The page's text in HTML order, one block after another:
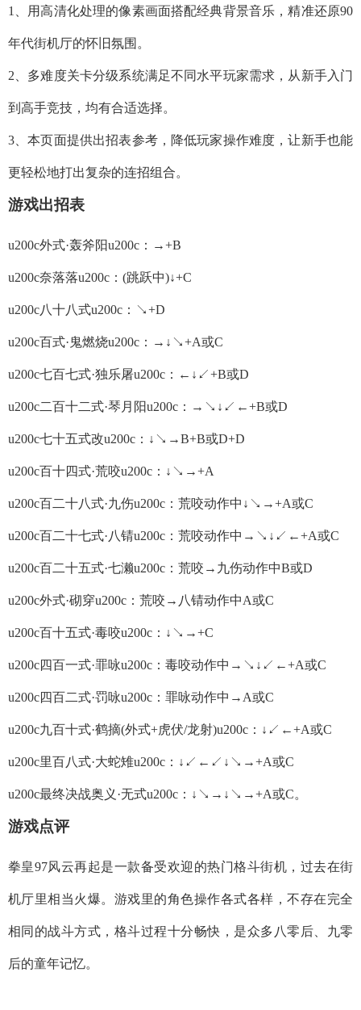
1、用高清化处理的像素画面搭配经典背景音乐，精准还原90
年代街机厅的怀旧氛围。
2、多难度关卡分级系统满足不同水平玩家需求，从新手入门
到高手竞技，均有合适选择。
3、本页面提供出招表参考，降低玩家操作难度，让新手也能
更轻松地打出复杂的连招组合。
游戏出招表
u200c外式·轰斧阳u200c：→+B
u200c奈落落u200c：(跳跃中)↓+C
u200c八十八式u200c：↘+D
u200c百式·鬼燃烧u200c：→↓↘+A或C
u200c七百七式·独乐屠u200c：←↓↙+B或D
u200c二百十二式·琴月阳u200c：→↘↓↙←+B或D
u200c七十五式改u200c：↓↘→B+B或D+D
u200c百十四式·荒咬u200c：↓↘→+A
u200c百二十八式·九伤u200c：荒咬动作中↓↘→+A或C
u200c百二十七式·八锖u200c：荒咬动作中→↘↓↙←+A或C
u200c百二十五式·七濑u200c：荒咬→九伤动作中B或D
u200c外式·砌穿u200c：荒咬→八锖动作中A或C
u200c百十五式·毒咬u200c：↓↘→+C
u200c四百一式·罪咏u200c：毒咬动作中→↘↓↙←+A或C
u200c四百二式·罚咏u200c：罪咏动作中→A或C
u200c九百十式·鹤摘(外式+虎伏/龙射)u200c：↓↙←+A或C
u200c里百八式·大蛇雉u200c：↓↙←↙↓↘→+A或C
u200c最终决战奥义·无式u200c：↓↘→↓↘→+A或C。
游戏点评
拳皇97风云再起是一款备受欢迎的热门格斗街机，过去在街
机厅里相当火爆。游戏里的角色操作各式各样，不存在完全
相同的战斗方式，格斗过程十分畅快，是众多八零后、九零
后的童年记忆。